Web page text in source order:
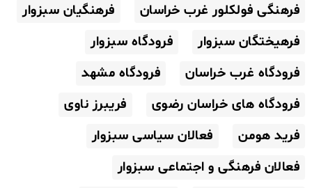
فرهنگی فولکلور غرب خراسان
فرهنگیان سبزوار
فرهیختگان سبزوار
فرودگاه سبزوار
فرودگاه غرب خراسان
فرودگاه مشهد
فرودگاه های خراسان رضوی
فریبرز ناوی
فرید هومن
فعالان سیاسی سبزوار
فعالان فرهنگی و اجتماعی سبزوار